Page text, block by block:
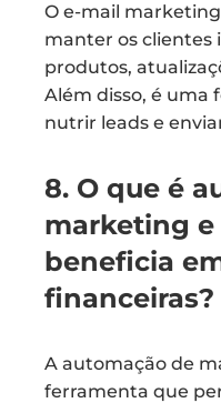
O e-mail
manter os clientes
produtos,
Além disso, é uma
nutrir leads e
8. O que é
marketing e
beneficia
financeiras?
A automação de
ferramenta que